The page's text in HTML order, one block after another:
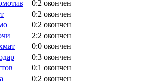
0:2 окончен
0:2 окончен
0:2 окончен
2:2 окончен
0:0 окончен
0:3 окончен
0:1 окончен
0:2 окончен